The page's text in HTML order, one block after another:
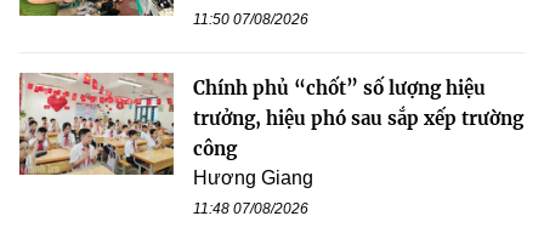
11:50 07/08/2026
Chính phủ “chốt” số lượng hiệu
trưởng, hiệu phó sau sắp xếp trường
công
Hương Giang
11:48 07/08/2026